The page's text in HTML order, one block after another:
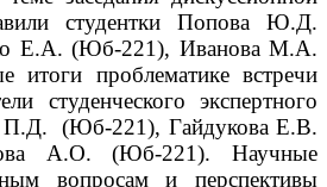
студентки Попова Ю.Д.
Е.А. (Юб-221), Иванова М.А.
итоги проблематике встречи
студенческого экспертного
П.Д. (Юб-221), Гайдукова Е.В.
А.О. (Юб-221). Научные
вопросам и перспективы